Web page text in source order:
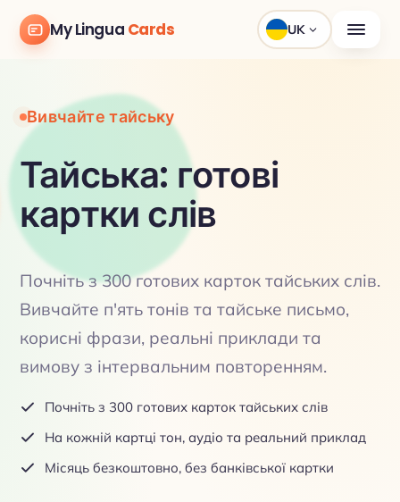
My Lingua Cards UK
Вивчайте тайську
Тайська: готові
картки слів
Почніть з 300 готових карток тайських слів.
Вивчайте п'ять тонів та тайське письмо,
корисні фрази, реальні приклади та
вимову з інтервальним повторенням.
Почніть з 300 готових карток тайських слів
На кожній картці тон, аудіо та реальний приклад
Місяць безкоштовно, без банківської картки